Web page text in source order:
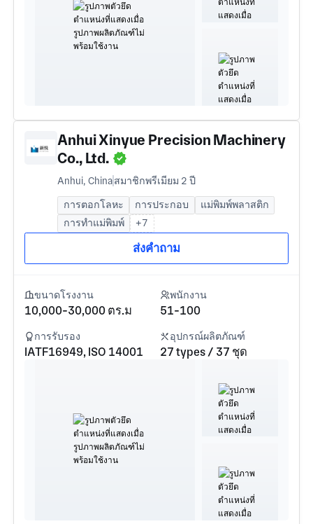
Anhui Xinyue Precision Machinery
Co., Ltd.
Anhui, Chinaสมาชิกพรีเมียม 2 ปี
การตอกโลหะ การประกอบ
แม่พิมพ์พลาสติก
การทำแม่พิมพ์
+7
ส่งคำถาม
ขนาดโรงงาน
10,000-30,000 ตร.ม
พนักงาน
51-100
การรับรอง
IATF16949, ISO 14001
อุปกรณ์ผลิตภัณฑ์
27 types / 37 ชุด